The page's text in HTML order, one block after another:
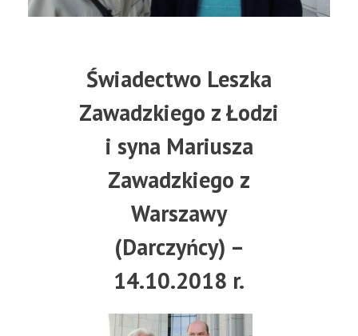
Świadectwo Leszka
Zawadzkiego z Łodzi
i syna Mariusza
Zawadzkiego z
Warszawy
(Darczyńcy) –
14.10.2018 r.